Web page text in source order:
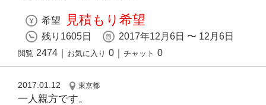
希望 見積もり希望
残り1605日 2017年12月6日 〜 12月6日
閲覧 2474 お気に入り 0 チャット 0
2017.01.12 東京都
一人親方です。